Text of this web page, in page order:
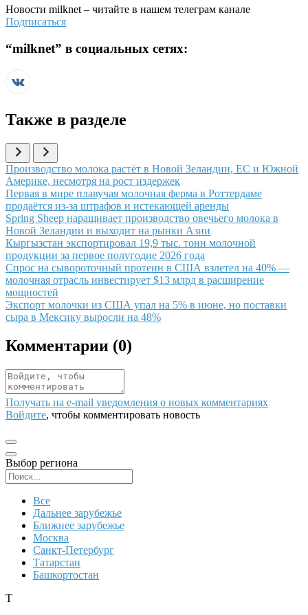
Новости milknet – читайте в нашем телеграм канале
Подписаться
“milknet” в социальных сетях:
Также в разделе
Иллюстрация новости
Производство молока растёт в Новой Зеландии, ЕС и Южной
Америке, несмотря на рост издержек
Иллюстрация новости
Первая в мире плавучая молочная ферма в Роттердаме
продаётся из-за штрафов и истекающей аренды
Иллюстрация новости
Spring Sheep наращивает производство овечьего молока в
Новой Зеландии и выходит на рынки Азии
Иллюстрация новости
Кыргызстан экспортировал 19,9 тыс. тонн молочной
продукции за первое полугодие 2026 года
Иллюстрация новости
Спрос на сывороточный протеин в США взлетел на 40% —
молочная отрасль инвестирует $13 млрд в расширение
мощностей
Иллюстрация новости
Экспорт молочки из США упал на 5% в июне, но поставки
сыра в Мексику выросли на 48%
Комментарии (0)
Получать на e‑mail уведомления о новых комментариях
Войдите, чтобы комментировать новость
Выбор региона
Все
Дальнее зарубежье
Ближнее зарубежье
Москва
Санкт-Петербург
Татарстан
Башкортостан
Т